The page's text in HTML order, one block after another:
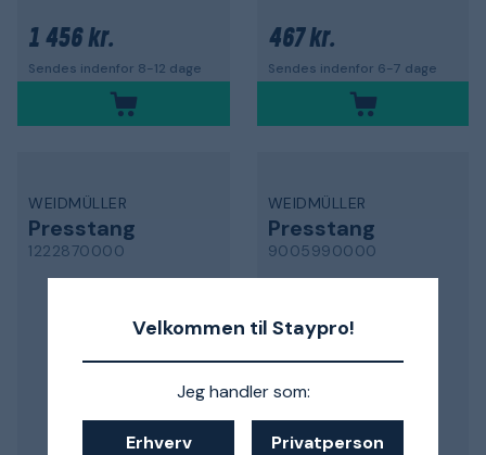
Velkommen til Staypro!
Jeg handler som:
Erhverv Privatperson
1 456 kr.
Sendes indenfor 8-12 dage
467 kr.
Sendes indenfor 6-7 dage
WEIDMÜLLER
Presstang
1222870000
WEIDMÜLLER
Presstang
9005990000